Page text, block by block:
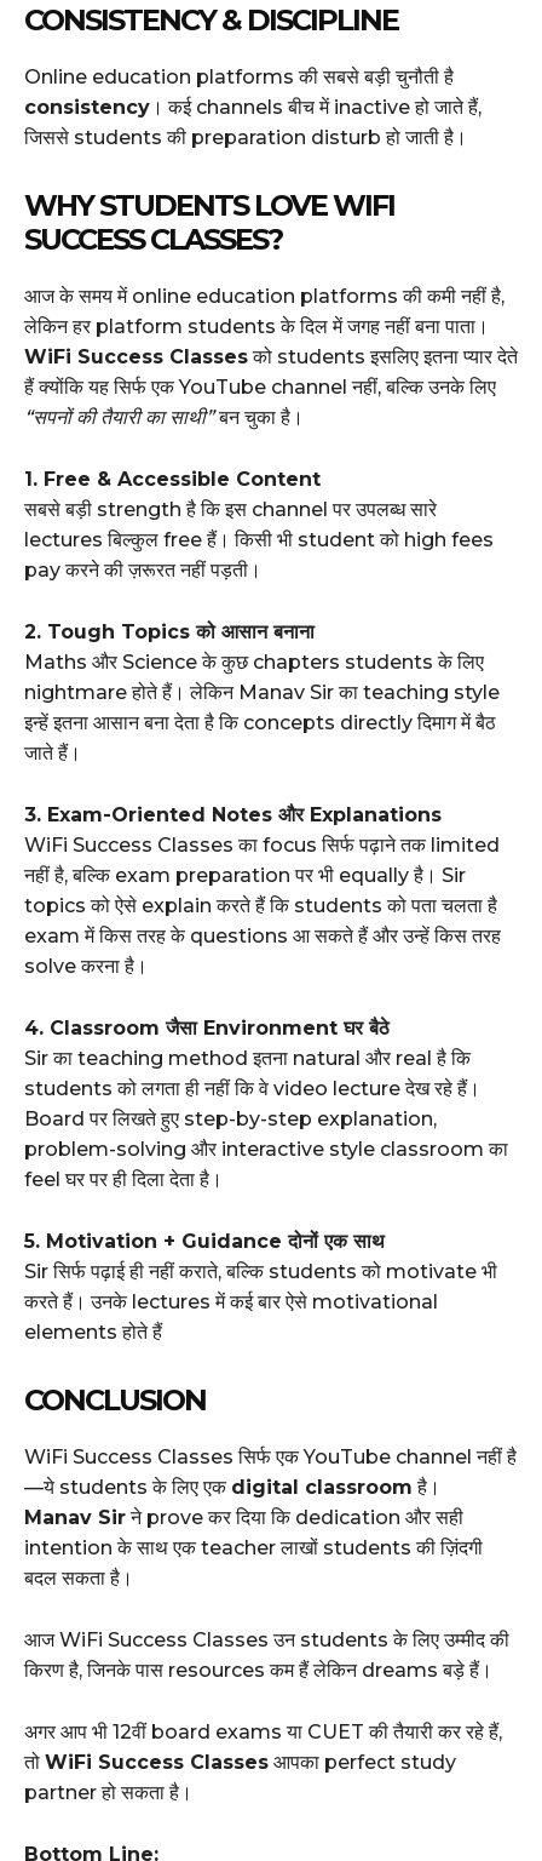
CONSISTENCY & DISCIPLINE
Online education platforms की सबसे बड़ी चुनौती है
consistency । कई channels बीच में inactive हो जाते हैं,
जिससे students की preparation disturb हो जाती है।
WHY STUDENTS LOVE WIFI
SUCCESS CLASSES?
आज के समय में online education platforms की कमी नहीं है,
लेकिन हर platform students के दिल में जगह नहीं बना पाता।
WiFi Success Classesको students इसलिए इतना प्यार देते
हैं क्योंकि यह सिर्फ एक YouTube channel नहीं, बल्कि उनके लिए
“सपनों की तैयारी का साथी”बन चुका है।
1. Free & Accessible Content
सबसे बड़ी strength है कि इस channel पर उपलब्ध सारे
lectures बिल्कुल free हैं। किसी भी student को high fees
pay करने की ज़रूरत नहीं पड़ती।
2. Tough Topics को आसान बनाना
Maths और Science के कुछ chapters students के लिए
nightmare होते हैं। लेकिन Manav Sir का teaching style
इन्हें इतना आसान बना देता है कि concepts directly दिमाग में बैठ
जाते हैं।
3. Exam-Oriented Notes और Explanations
WiFi Success Classes का focus सिर्फ पढ़ाने तक limited
नहीं है, बल्कि exam preparation पर भी equally है। Sir
topics को ऐसे explain करते हैं कि students को पता चलता है
exam में किस तरह के questions आ सकते हैं और उन्हें किस तरह
solve करना है।
4. Classroom जैसा Environment घर बैठे
Sir का teaching method इतना natural और real है कि
students को लगता ही नहीं कि वे video lecture देख रहे हैं।
Board पर लिखते हुए step-by-step explanation,
problem-solving और interactive style classroom का
feel घर पर ही दिला देता है।
5. Motivation + Guidance दोनों एक साथ
Sir सिर्फ पढ़ाई ही नहीं कराते, बल्कि students को motivate भी
करते हैं। उनके lectures में कई बार ऐसे motivational
elements होते हैं
CONCLUSION
WiFi Success Classes सिर्फ एक YouTube channel नहीं है
—ये students के लिए एक digital classroom है।
Manav Sirने prove कर दिया कि dedication और सही
intention के साथ एक teacher लाखों students की ज़िंदगी
बदल सकता है।
आज WiFi Success Classes उन students के लिए उम्मीद की
किरण है, जिनके पास resources कम हैं लेकिन dreams बड़े हैं।
अगर आप भी 12वीं board exams या CUET की तैयारी कर रहे हैं,
तो WiFi Success Classes आपका perfect study
partner हो सकता है।
Bottom Line: